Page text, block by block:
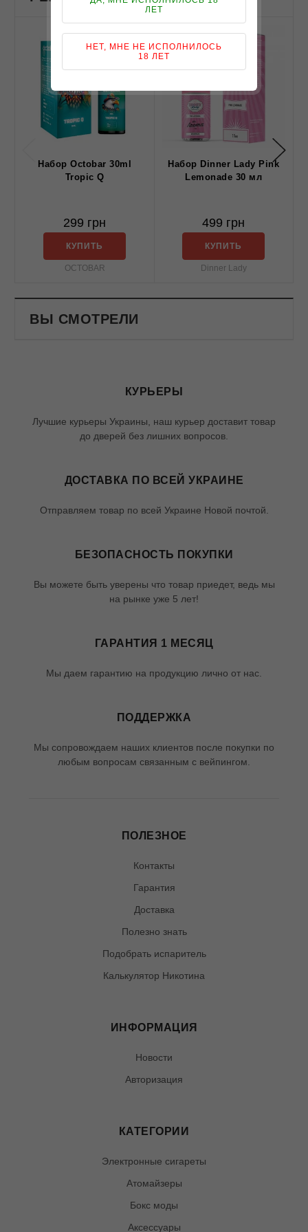
Набор Octobar 30ml
Tropic Q
299 грн
КУПИТЬ
OCTOBAR
Набор Dinner Lady Pink
Lemonade 30 мл
499 грн
КУПИТЬ
Dinner Lady
ВЫ СМОТРЕЛИ
КУРЬЕРЫ
Лучшие курьеры Украины, наш курьер доставит товар
до дверей без лишних вопросов.
ДОСТАВКА ПО ВСЕЙ УКРАИНЕ
Отправляем товар по всей Украине Новой почтой.
БЕЗОПАСНОСТЬ ПОКУПКИ
Вы можете быть уверены что товар приедет, ведь мы
на рынке уже 5 лет!
ГАРАНТИЯ 1 МЕСЯЦ
Мы даем гарантию на продукцию лично от нас.
ПОДДЕРЖКА
Мы сопровождаем наших клиентов после покупки по
любым вопросам связанным с вейпингом.
ПОЛЕЗНОЕ
Контакты
Гарантия
Доставка
Полезно знать
Подобрать испаритель
Калькулятор Никотина
ИНФОРМАЦИЯ
Новости
Авторизация
КАТЕГОРИИ
Электронные сигареты
Атомайзеры
Бокс моды
Аксессуары
ЛЕТ
НЕТ, МНЕ НЕ ИСПОЛНИЛОСЬ
18 ЛЕТ